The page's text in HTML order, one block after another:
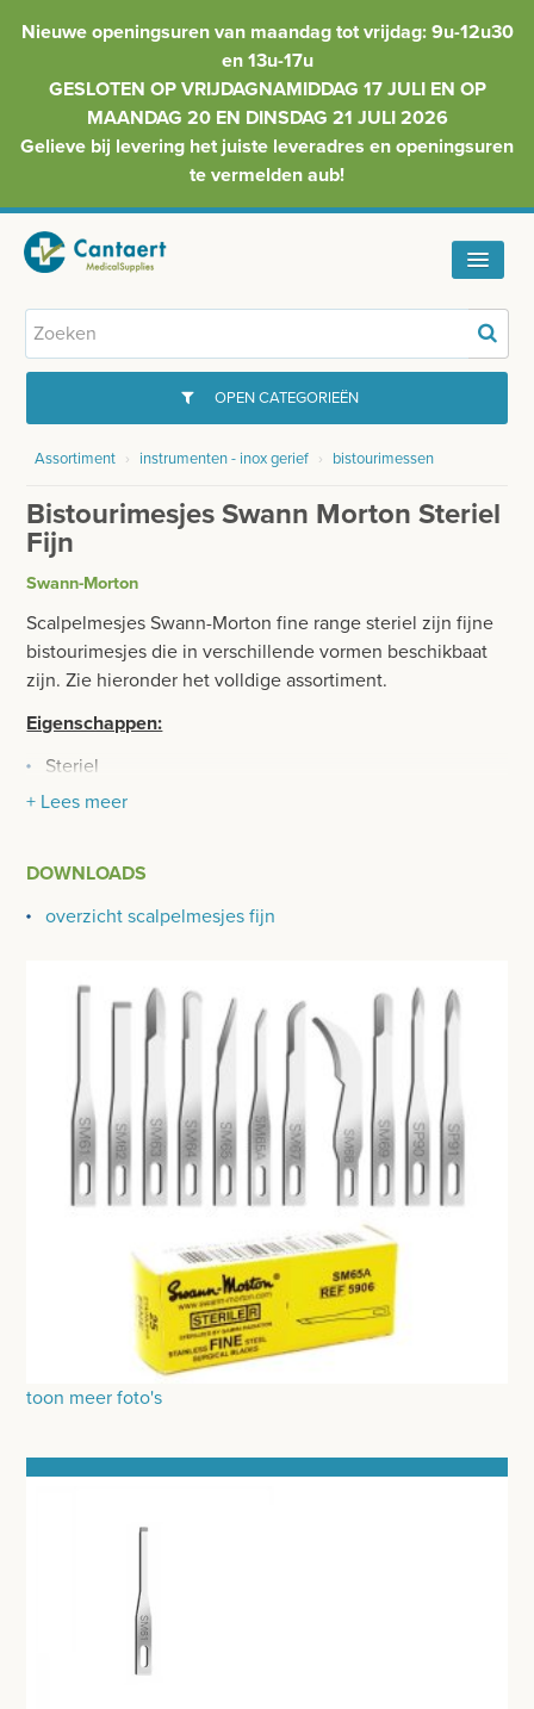
Nieuwe openingsuren van maandag tot vrijdag: 9u-12u30
en 13u-17u
GESLOTEN OP VRIJDAGNAMIDDAG 17 JULI EN OP
MAANDAG 20 EN DINSDAG 21 JULI 2026
Gelieve bij levering het juiste leveradres en openingsuren
te vermelden aub!
HOME
BESURGICAL - INSTRUMENTARIUM
OPERATIE SETS
CONTACT
registreer
login
Prijzen
OPEN CATEGORIEËN
GYNAECOLOGIE
INJECTIEMATERIAAL
WOND- EN VERBANDMATERIAAL
HANDSCHOENEN
HECHTINGSMATERIAAL
OPERATIE-PROTECTIEMATERIAAL
HYGIENE
EHBO
APPARATUUR EN DIAGNOSE
MEUBILAIR - INSTALLATIEMATERIAAL
REFLEXHAMERS
BASISKWALITEIT INSTRUMENTEN
INSTRUMENTENDOZEN - INOX GERIEF
NAGEL INSTRUMENTEN
MEDICON INSTRUMENTEN
Assortiment › instrumenten - inox gerief › bistourimessen
Bistourimesjes Swann Morton Steriel
Fijn
Swann-Morton
Scalpelmesjes Swann-Morton fine range steriel zijn fijne
bistourimesjes die in verschillende vormen beschikbaat
zijn. Zie hieronder het volldige assortiment.
Eigenschappen:
Steriel
RVS
+ Lees meer
DOWNLOADS
overzicht scalpelmesjes fijn
toon meer foto's